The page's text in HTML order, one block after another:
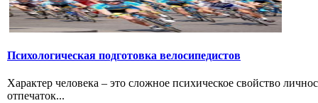
Психологическая подготовка велосипедистов
Характер человека – это сложное психическое свойство
отпечаток...